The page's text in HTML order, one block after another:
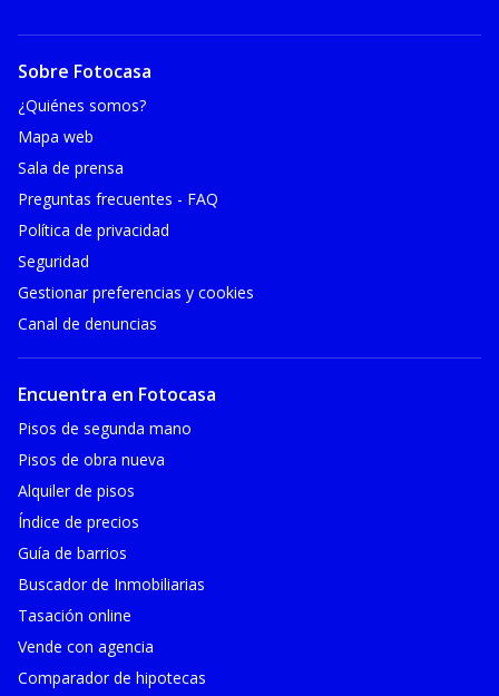
Sobre Fotocasa
¿Quiénes somos?
Mapa web
Sala de prensa
Preguntas frecuentes - FAQ
Política de privacidad
Seguridad
Gestionar preferencias y cookies
Canal de denuncias
Encuentra en Fotocasa
Pisos de segunda mano
Pisos de obra nueva
Alquiler de pisos
Índice de precios
Guía de barrios
Buscador de Inmobiliarias
Tasación online
Vende con agencia
Comparador de hipotecas